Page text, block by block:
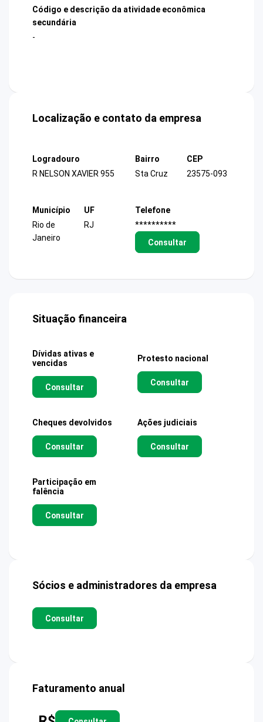
Código e descrição da atividade econômica
secundária
-
Localização e contato da empresa
Logradouro
R NELSON XAVIER 955
Bairro
Sta Cruz
CEP
23575-093
Município
Rio de
Janeiro
UF
RJ
Telefone
**********
Consultar
Situação financeira
Dívidas ativas e
vencidas
Consultar
Protesto nacional
Consultar
Cheques devolvidos
Consultar
Ações judiciais
Consultar
Participação em
falência
Consultar
Sócios e administradores da empresa
Consultar
Faturamento anual